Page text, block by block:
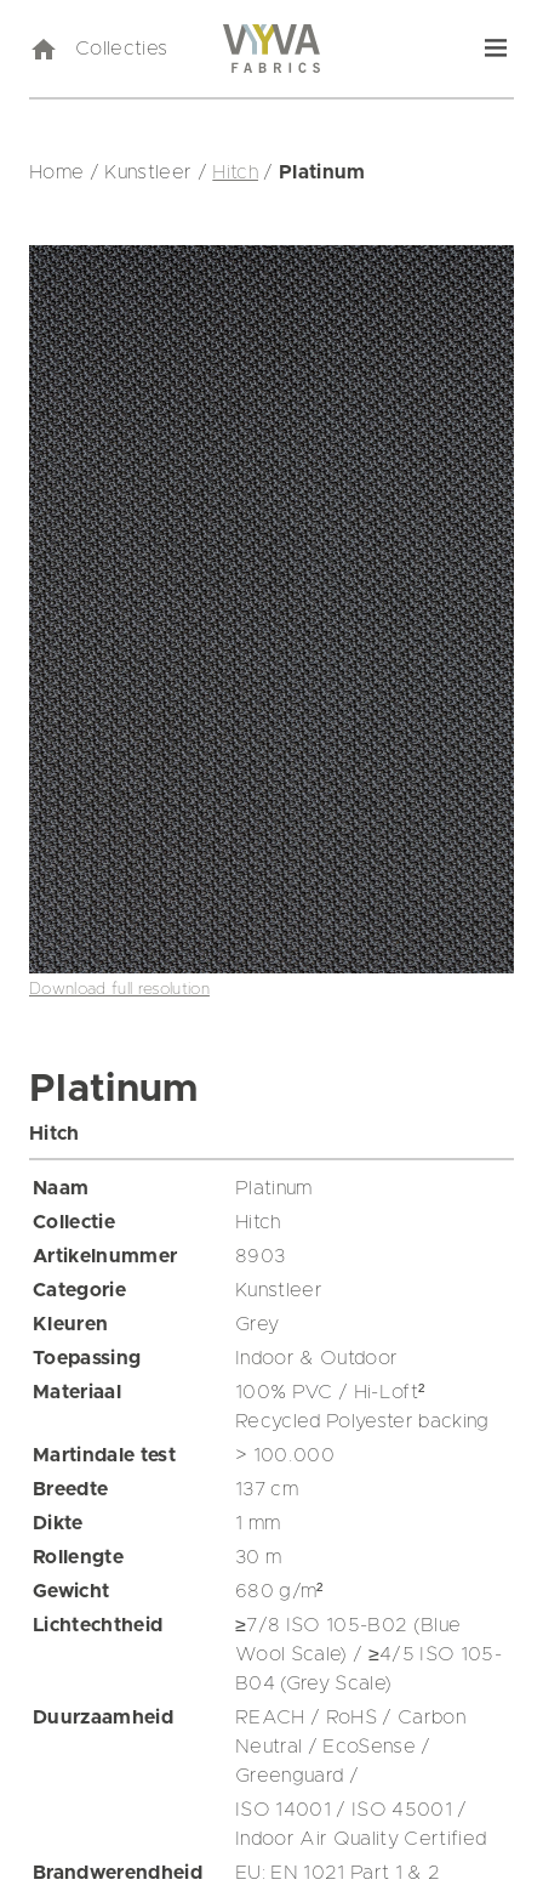
Collecties
Home / Kunstleer / Hitch / Platinum
Download full resolution
Platinum
Hitch
Naam
Platinum
Collectie
Hitch
Artikelnummer
8903
Categorie
Kunstleer
Kleuren
Grey
Toepassing
Indoor & Outdoor
Materiaal
100% PVC / Hi-Loft²
Recycled Polyester backing
Martindale test
> 100.000
Breedte
137cm
Dikte
1 mm
Rollengte
30 m
Gewicht
680g/m²
Lichtechtheid
≥7/8 ISO 105-B02 (Blue
Wool Scale) / ≥4/5 ISO 105-
B04 (Grey Scale)
Duurzaamheid
REACH / RoHS / Carbon
Neutral / EcoSense /
Greenguard /
ISO 14001 / ISO 45001 /
Indoor Air Quality Certified
Brandwerendheid
EU: EN 1021 Part 1 & 2